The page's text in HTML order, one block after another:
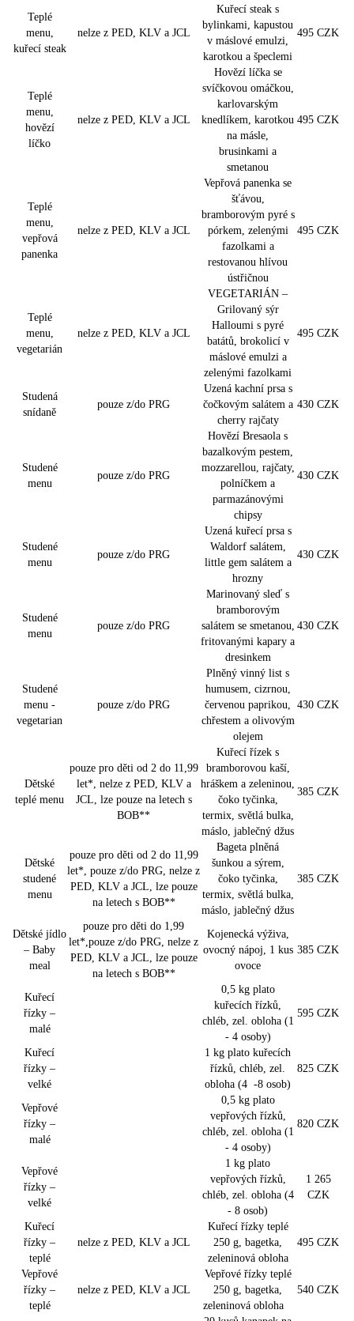
Teplé
menu,
kuřecí steak
nelze z PED, KLV a JCL
Kuřecí steak s
bylinkami, kapustou
v máslové emulzi,
karotkou a špeclemi
495 CZK
Teplé
menu,
hovězí
líčko
nelze z PED, KLV a JCL
Hovězí líčka se
svíčkovou omáčkou,
karlovarským
knedlíkem, karotkou
na másle,
brusinkami a
smetanou
495 CZK
Teplé
menu,
vepřová
panenka
nelze z PED, KLV a JCL
Vepřová panenka se
šťávou,
bramborovým pyré s
pórkem, zelenými
fazolkami a
restovanou hlívou
ústřičnou
495 CZK
Teplé
menu,
vegetarián
nelze z PED, KLV a JCL
VEGETARIÁN –
Grilovaný sýr
Halloumi s pyré
batátů, brokolicí v
máslové emulzi a
zelenými fazolkami
495 CZK
Studená
snídaně
pouze z/do PRG
Uzená kachní prsa s
čočkovým salátem a
cherry rajčaty
430 CZK
Studené
menu
pouze z/do PRG
Hovězí Bresaola s
bazalkovým pestem,
mozzarellou, rajčaty,
polníčkem a
parmazánovými
chipsy
430 CZK
Studené
menu
pouze z/do PRG
Uzená kuřecí prsa s
Waldorf salátem,
little gem salátem a
hrozny
430 CZK
Studené
menu
pouze z/do PRG
Marinovaný sleď s
bramborovým
salátem se smetanou,
fritovanými kapary a
dresinkem
430 CZK
Studené
menu -
vegetarian
pouze z/do PRG
Plněný vinný list s
humusem, cizrnou,
červenou paprikou,
chřestem a olivovým
olejem
430 CZK
Dětské
teplé menu
pouze pro děti od 2 do 11,99
let*, nelze z PED, KLV a
JCL, lze pouze na letech s
BOB**
Kuřecí řízek s
bramborovou kaší,
hráškem a zeleninou,
čoko tyčinka,
termix, světlá bulka,
máslo, jablečný džus
385 CZK
Dětské
studené
menu
pouze pro děti od 2 do 11,99
let*, pouze z/do PRG, nelze z
PED, KLV a JCL, lze pouze
na letech s BOB**
Bageta plněná
šunkou a sýrem,
čoko tyčinka,
termix, světlá bulka,
máslo, jablečný džus
385 CZK
Dětské jídlo
– Baby
meal
pouze pro děti do 1,99
let*,pouze z/do PRG, nelze z
PED, KLV a JCL, lze pouze
na letech s BOB**
Kojenecká výživa,
ovocný nápoj, 1 kus
ovoce
385 CZK
Kuřecí
řízky –
malé
0,5 kg plato
kuřecích řízků,
chléb, zel. obloha (1
- 4 osoby)
595 CZK
Kuřecí
řízky –
velké
1 kg plato kuřecích
řízků, chléb, zel.
obloha (4 -8 osob)
825 CZK
Vepřové
řízky –
malé
0,5 kg plato
vepřových řízků,
chléb, zel. obloha (1
- 4 osoby)
820 CZK
Vepřové
řízky –
velké
1 kg plato
vepřových řízků,
chléb, zel. obloha (4
- 8 osob)
1 265
CZK
Kuřecí
řízky –
teplé
nelze z PED, KLV a JCL
Kuřecí řízky teplé
250 g, bagetka,
zeleninová obloha
495 CZK
Vepřové
řízky –
teplé
nelze z PED, KLV a JCL
Vepřové řízky teplé
250 g, bagetka,
zeleninová obloha
540 CZK